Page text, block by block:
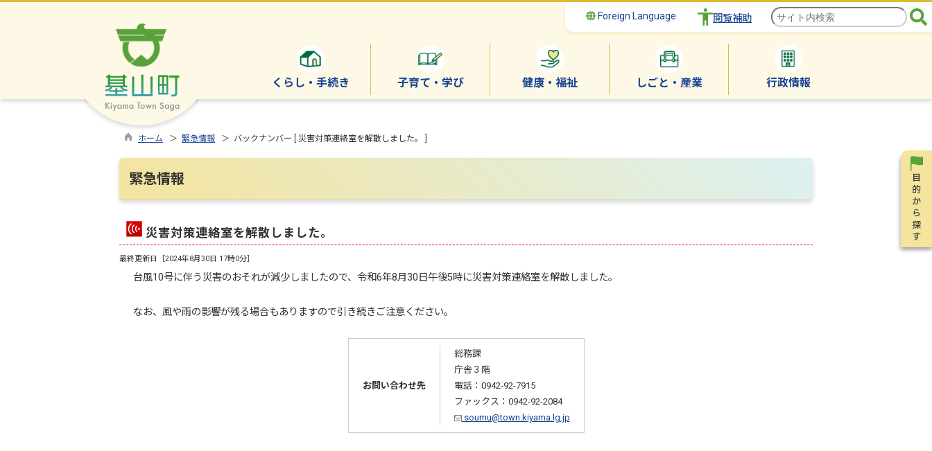
Foreign Language 閲覧補助
くらし・手続き 子育て・学び 健康・福祉 しごと・産業 行政情報
ホーム ＞ 緊急情報 ＞ バックナンバー [ 災害対策連絡室を解散しました。 ]
緊急情報
災害対策連絡室を解散しました。
最終更新日［2024年8月30日 17時0分］
台風10号に伴う災害のおそれが減少しましたので、令和6年8月30日午後5時に災害対策連絡室を解散しました。
なお、風や雨の影響が残る場合もありますので引き続きご注意ください。
お問い合わせ先
総務課
庁舎３階
電話：0942-92-7915
ファックス：0942-92-2084
soumu@town.kiyama.lg.jp